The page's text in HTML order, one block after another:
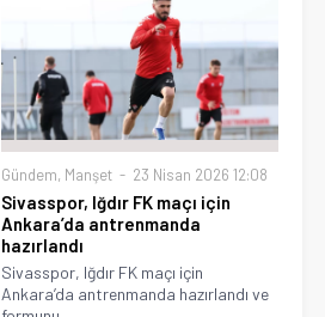
Gündem Manşet 23 Nisan 2026 12:08
Sivasspor, Iğdır FK maçı için
Ankara’da antrenmanda
hazırlandı
Sivasspor, Iğdır FK maçı için
Ankara’da antrenmanda hazırlandı ve
formunu...